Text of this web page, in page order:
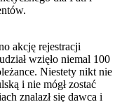
akcję rejestracji
wzięło niemal 100
Niestety nikt nie
i nie mógł zostać
znalazł się dawca i